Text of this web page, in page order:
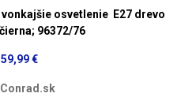
osvetlenie E27 drevo
96372/76
59,99 €